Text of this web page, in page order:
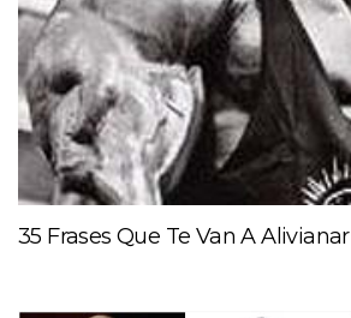
35 Frases Que Te Van A Alivianar